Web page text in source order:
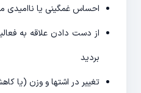
احساس غمگینی یا ناامیدی
از دست دادن علاقه به
بردید
تغییر در اشتها و وزن (یا